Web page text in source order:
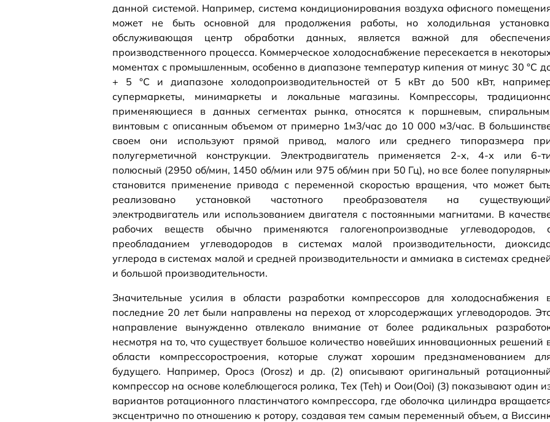
данной системой. Например, система кондиционирования воздуха офисного
может не быть основной для продолжения работы, но холодильная
обслуживающая центр обработки данных, является важной для
производственного процесса. Коммерческое холодоснабжение пересекается в
моментах с промышленным, особенно в диапазоне температур кипения от минус 30 °С
+ 5 °С и диапазоне холодопроизводительностей от 5 кВт до 500 кВт,
супермаркеты, минимаркеты и локальные магазины. Компрессоры,
применяющиеся в данных сегментах рынка, относятся к поршневым,
винтовым с описанным объемом от примерно 1м3/час до 10 000 м3/час. В
своем они используют прямой привод, малого или среднего типоразмера
полугерметичной конструкции. Электродвигатель применяется 2-х, 4-х или 6-
полюсный (2950 об/мин, 1450 об/мин или 975 об/мин при 50 Гц), но все более
становится применение привода с переменной скоростью вращения, что может
реализовано установкой частотного преобразователя на
электродвигатель или использованием двигателя с постоянными магнитами. В
рабочих веществ обычно применяются галогенопроизводные углеводородов,
преобладанием углеводородов в системах малой производительности,
углерода в системах малой и средней производительности и аммиака в системах
и большой производительности.
Значительные усилия в области разработки компрессоров для холодоснабжения
последние 20 лет были направлены на переход от хлорсодержащих углеводородов.
направление вынужденно отвлекало внимание от более радикальных
несмотря на то, что существует большое количество новейших инновационных решений
области компрессоростроения, которые служат хорошим предзнаменованием
будущего. Например, Оросз (Orosz) и др. (2) описывают оригинальный
компрессор на основе колеблющегося ролика, Тех (Teh) и Оои(Ooi) (3) показывают один
вариантов ротационного пластинчатого компрессора, где оболочка цилиндра
эксцентрично по отношению к ротору, создавая тем самым переменный объем, а